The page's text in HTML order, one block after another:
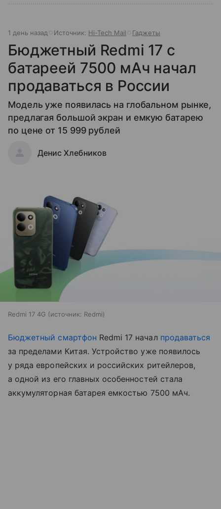
1 день назад Источник: Hi-Tech Mail Гаджеты
Бюджетный Redmi 17 с
батареей 7500 мАч начал
продаваться в России
Модель уже появилась на глобальном рынке,
предлагая большой экран и емкую батарею
по цене от 15 999 рублей
Денис Хлебников
Redmi 17 4G источник: Redmi
Бюджетный смартфон Redmi 17 начал продаваться
за пределами Китая. Устройство уже появилось
у ряда европейских и российских ритейлеров,
а одной из его главных особенностей стала
аккумуляторная батарея емкостью 7500 мАч.